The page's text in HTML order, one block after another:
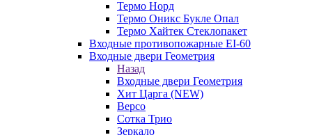
Термо Норд
Термо Оникс Букле Опал
Термо Хайтек Стеклопакет
Входные противопожарные EI-60
Входные двери Геометрия
Назад
Входные двери Геометрия
Хит Царга (NEW)
Версо
Сотка Трио
Зеркало